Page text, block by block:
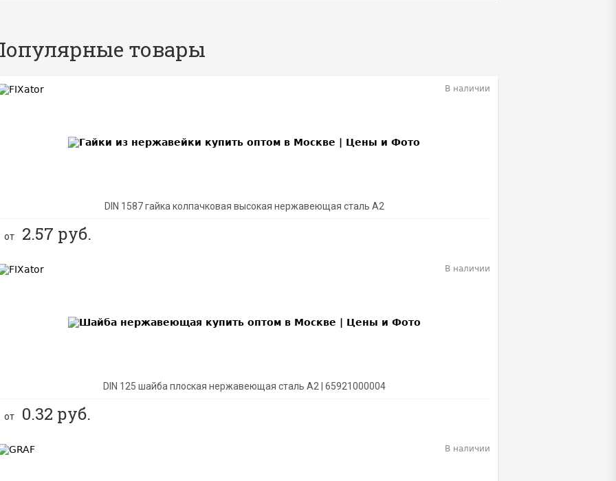
товары
DIN 1587 гайка колпачковая высокая нержавеющая сталь А2
В наличии
от 2.57 руб.
DIN 125 шайба плоская нержавеющая сталь A2 | 65921000004
В наличии
от 0.32 руб.
В наличии